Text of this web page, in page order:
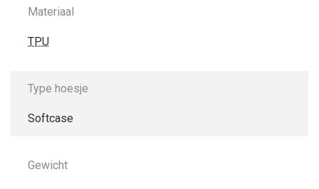
Materiaal
TPU
Type hoesje
Softcase
Gewicht